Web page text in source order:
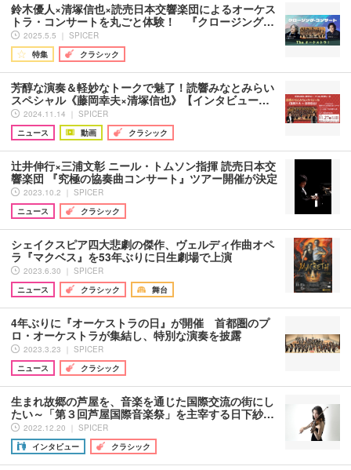
鈴木優人×清塚信也×読売日本交響楽団によるオーケス
トラ・コンサートを丸ごと体験！ 『クロージング…
2025.5.5 ｜ SPICER
特集
クラシック
芳醇な演奏＆軽妙なトークで魅了！読響みなとみらい
スペシャル《藤岡幸夫×清塚信也》【インタビュー…
2024.11.14 ｜ SPICER
ニュース
動画 クラシック
辻井伸行×三浦文彰 ニール・トムソン指揮 読売日本交
響楽団 『究極の協奏曲コンサート』ツアー開催が決定
2023.10.2 ｜ SPICER
ニュース
クラシック
シェイクスピア四大悲劇の傑作、ヴェルディ作曲オペ
ラ『マクベス』を53年ぶりに日生劇場で上演
2023.6.30 ｜ SPICER
ニュース
クラシック 舞台
4年ぶりに『オーケストラの日』が開催 首都圏のプ
ロ・オーケストラが集結し、特別な演奏を披露
2023.3.23 ｜ SPICER
ニュース
クラシック
生まれ故郷の芦屋を、音楽を通じた国際交流の街にし
たい～「第３回芦屋国際音楽祭」を主宰する日下紗…
2022.12.20 ｜ SPICER
インタビュー
クラシック